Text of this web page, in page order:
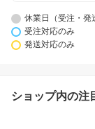
休業日（受注・発
受注対応のみ
発送対応のみ
ショップ内の注